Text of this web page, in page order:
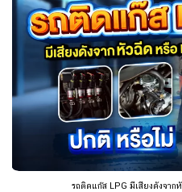
รถติดแก๊ส LPG มีเสียงดังจา